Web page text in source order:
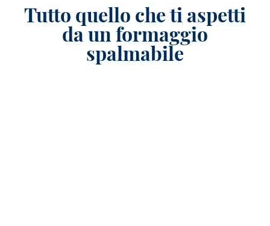
Tutto quello che ti aspetti
da un formaggio
spalmabile